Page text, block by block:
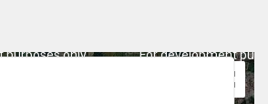
For development
purposes only